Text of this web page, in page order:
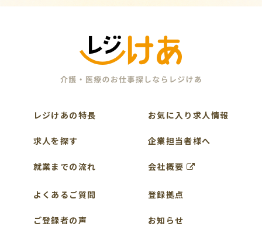
レジけあの特長
求人を探す
就業までの流れ
よくあるご質問
ご登録者の声
お気に入り求人情報
企業担当者様へ
会社概要
登録拠点
お知らせ